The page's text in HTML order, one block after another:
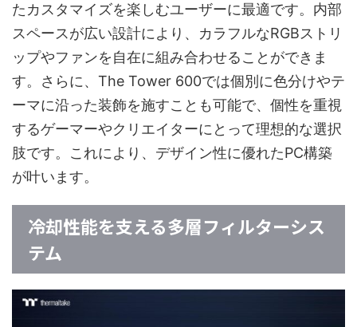
たカスタマイズを楽しむユーザーに最適です。内部
スペースが広い設計により、カラフルなRGBストリ
ップやファンを自在に組み合わせることができま
す。さらに、The Tower 600では個別に色分けやテ
ーマに沿った装飾を施すことも可能で、個性を重視
するゲーマーやクリエイターにとって理想的な選択
肢です。これにより、デザイン性に優れたPC構築
が叶います。
冷却性能を支える多層フィルターシス
テム